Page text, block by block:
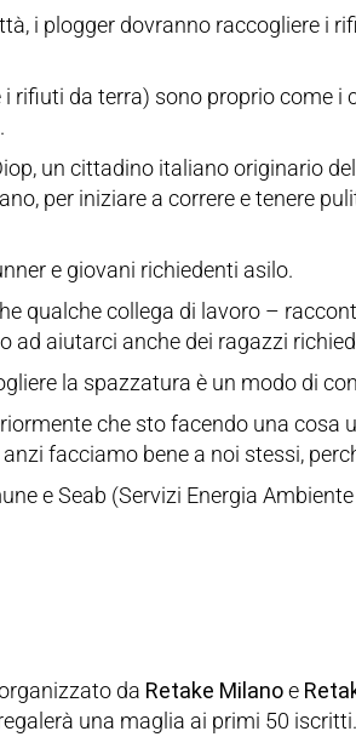
i plogger dovranno raccogliere i
rifiuti da terra) sono proprio come
un cittadino italiano originario
per iniziare a correre e tenere
e giovani richiedenti asilo.
qualche collega di lavoro –
ad aiutarci anche dei ragazzi
la spazzatura è un modo di
che sto facendo una cosa
facciamo bene a noi stessi,
e Seab (Servizi Energia
da Retake Milanoe
una maglia ai primi 50 iscritti.